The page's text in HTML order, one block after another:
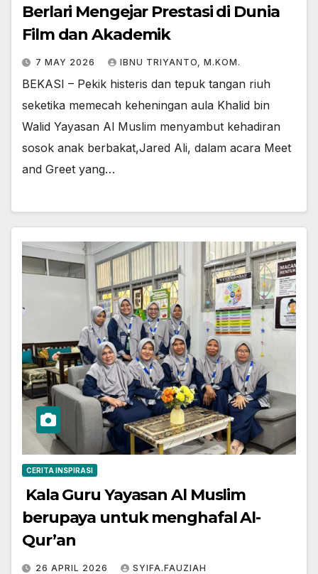
Berlari Mengejar Prestasi di Dunia
Film dan Akademik
7 MAY 2026 IBNU TRIYANTO, M.KOM.
BEKASI – Pekik histeris dan tepuk tangan riuh
seketika memecah keheningan aula Khalid bin
Walid Yayasan Al Muslim menyambut kehadiran
sosok anak berbakat,Jared Ali, dalam acara Meet
and Greet yang…
CERITA INSPIRASI
Kala Guru Yayasan Al Muslim
berupaya untuk menghafal Al-
Qur’an
26 APRIL 2026 SYIFA.FAUZIAH